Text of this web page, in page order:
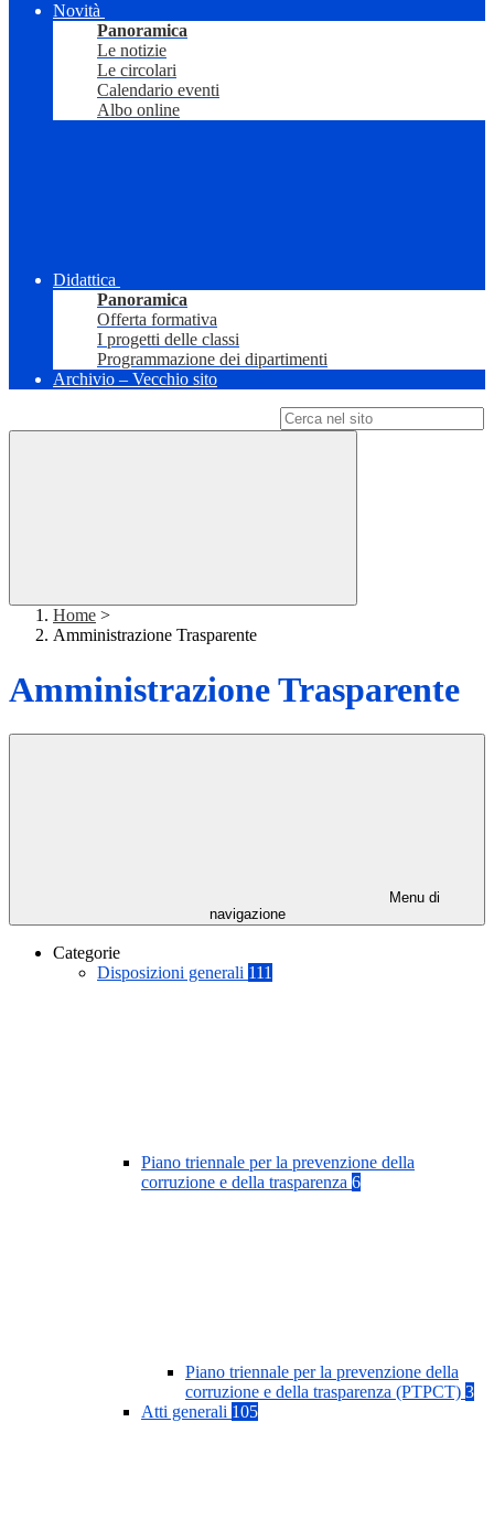
Novità
Panoramica
Le notizie
Le circolari
Calendario eventi
Albo online
Didattica
Panoramica
Offerta formativa
I progetti delle classi
Programmazione dei dipartimenti
Archivio – Vecchio sito
Home >
Amministrazione Trasparente
Amministrazione Trasparente
Menu di
navigazione
Categorie
Disposizioni generali 111
Piano triennale per la prevenzione della
corruzione e della trasparenza 6
Piano triennale per la prevenzione della
corruzione e della trasparenza (PTPCT) 3
Atti generali 105